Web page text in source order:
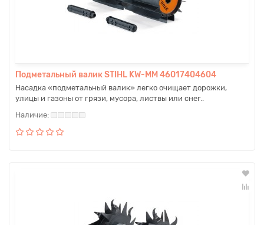
Подметальный валик STIHL KW-MM 46017404604
Насадка «подметальный валик» легко очищает дорожки,
улицы и газоны от грязи, мусора, листвы или снег..